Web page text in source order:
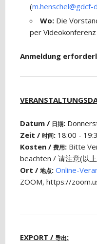
(
Wo: Die
per
Anmeldung
Datum / 日期:
Zeit /时间: 18:00 -
Kosten /费用: Bitte
beachten / 请注意(以
Ort /地点: Online-
ZOOM, https://
EXPORT /导出: